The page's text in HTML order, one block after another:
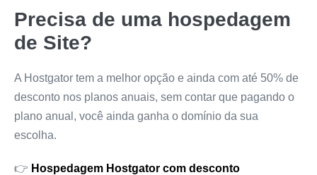
Precisa de uma hospedagem
de Site?
A Hostgator tem a melhor opção e ainda com até 50% de
desconto nos planos anuais, sem contar que pagando o
plano anual, você ainda ganha o domínio da sua
escolha.
👉 Hospedagem Hostgator com desconto